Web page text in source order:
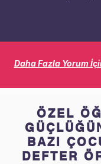
Daha Fazla Yorum
ÖZEL
BAZI
DEFTER